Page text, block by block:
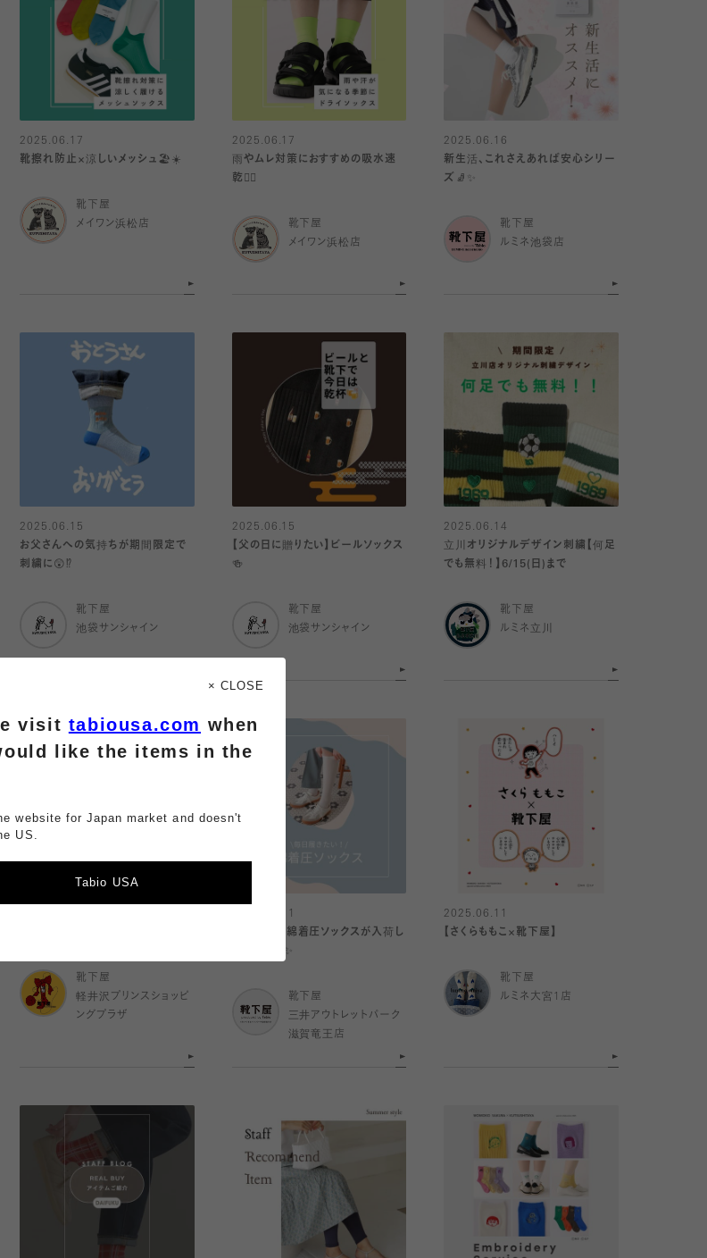
2025.06.17
靴擦れ防止×涼しいメッシュ🏖☀️
靴下屋
メイワン浜松店
2025.06.17
雨やムレ対策におすすめの吸水速
乾🙆‍♀️
靴下屋
メイワン浜松店
2025.06.16
新生活、これさえあれば安心シリー
ズ🧦✨
靴下屋
ルミネ池袋店
2025.06.15
お父さんへの気持ちが期間限定で
刺繍に😲⁉︎
靴下屋
池袋サンシャイン
2025.06.15
【父の日に贈りたい】ビールソックス
🍻
靴下屋
池袋サンシャイン
2025.06.14
立川オリジナルデザイン刺繍【何足
でも無料！】6/15(日)まで
靴下屋
ルミネ立川
靴下屋
軽井沢プリンスショッピ
ングプラザ
2025.06.11
【大人気⭐︎】綿着圧ソックスが入荷し
靴下屋
三井アウトレットパーク
滋賀竜王店
2025.06.11
【さくらももこ×靴下屋】
靴下屋
ルミネ大宮1店
× CLOSE
visit tabiousa.com when
like the items in the
website for Japan market and doesn't
US.
Tabio USA